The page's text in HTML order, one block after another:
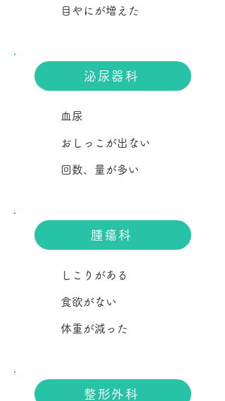
目やにが増えた
泌尿器科
血尿
おしっこが出ない
回数、量が多い
腫瘍科
しこりがある
食欲がない
​体重が減った
整形外科